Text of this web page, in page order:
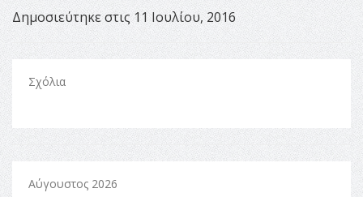
Δημοσιεύτηκε στις 11 Ιουλίου, 2016
Σχόλια
Αύγουστος 2026